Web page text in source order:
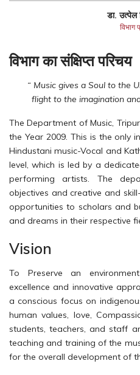
डा. उत्पेल
विभाग
विभाग का संक्षिप्त परिचय
“ Music gives a Soul to the
flight to the imagination
The Department of Music,
the Year 2009. This is the only
Hindustani music-Vocal and
level, which is led by a
performing artists. The
objectives and creative and
opportunities to scholars and
and dreams in their respective
Vision
To Preserve an
excellence and innovative
a conscious focus on
human values, love,
students, teachers, and staff
teaching and training of the
for the overall development of